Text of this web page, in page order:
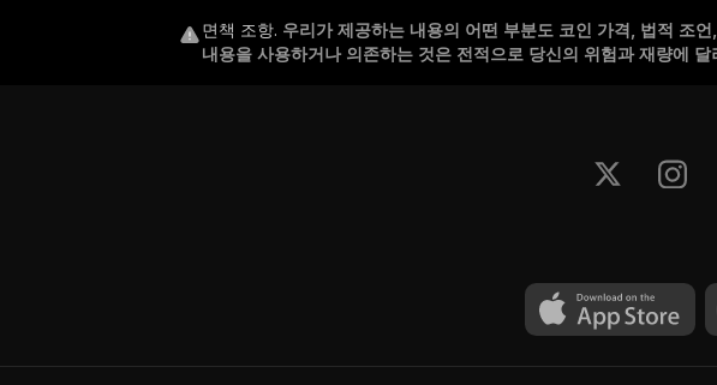
면책 조항. 우리가 제공하는 내용의 어떤 부분도 코인 가격, 법적 조
내용을 사용하거나 의존하는 것은 전적으로 당신의 위험과 재량에 달